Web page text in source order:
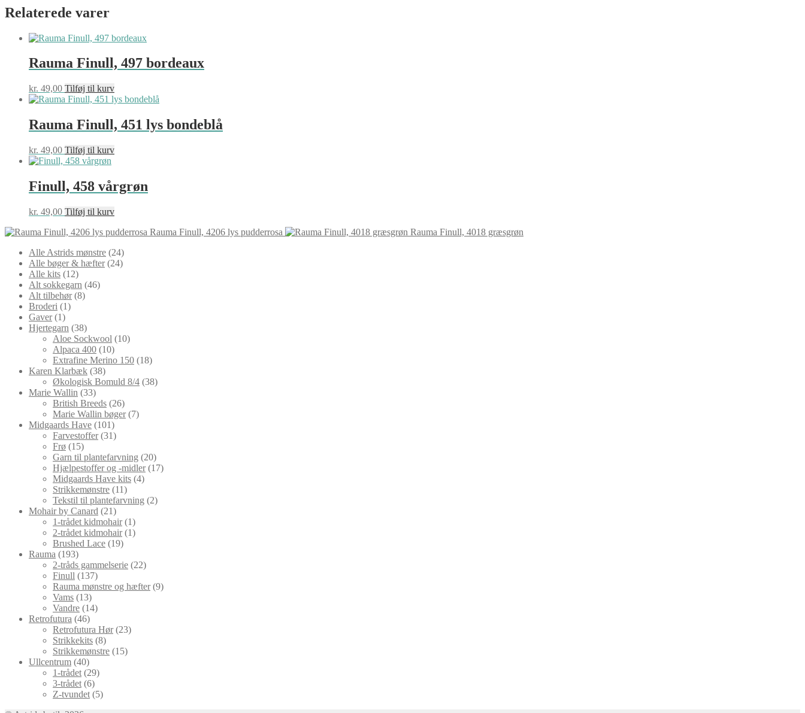
Relaterede varer
Rauma Finull, 497 bordeaux
kr. 49,00 Tilføj til kurv
Rauma Finull, 451 lys bondeblå
kr. 49,00 Tilføj til kurv
Finull, 458 vårgrøn
kr. 49,00 Tilføj til kurv
Rauma Finull, 4206 lys pudderrosa
Rauma Finull, 4018 græsgrøn
Alle Astrids mønstre 2424
varer
Alle bøger & hæfter 2424
Alle kits 1212
varer
Alt sokkegarn 4646
Alt tilbehør 88
Broderi 11
Gaver 11
vare
Hjertegarn 3838
varer
Aloe Sockwool 1010
Alpaca 400 1010
varer
Extrafine Merino 150 1818
Karen Klarbæk 3838
varer
Økologisk Bomuld 8/4 3838
Marie Wallin 3333
varer
British Breeds 2626
varer
Marie Wallin bøger 77
Midgaards Have 101101
varer
Farvestoffer 3131
Frø 1515
varer
Garn til plantefarvning 2020
varer
Hjælpestoffer og -midler 1717
Midgaards Have kits 44
Strikkemønstre 1111
varer
Tekstil til plantefarvning 22
Mohair by Canard 2121
varer
1-trådet kidmohair 11
vare
2-trådet kidmohair 11
Brushed Lace 1919
Rauma 193193
varer
2-tråds gammelserie 2222
Finull 137137
varer
Rauma mønstre og hæfter 99
Vams 1313
varer
Vandre 1414
Retrofutura 4646
varer
Retrofutura Hør 2323
Strikkekits 88
varer
Strikkemønstre 1515
Ullcentrum 4040
varer
1-trådet 2929
3-trådet 66
varer
Z-tvundet 55